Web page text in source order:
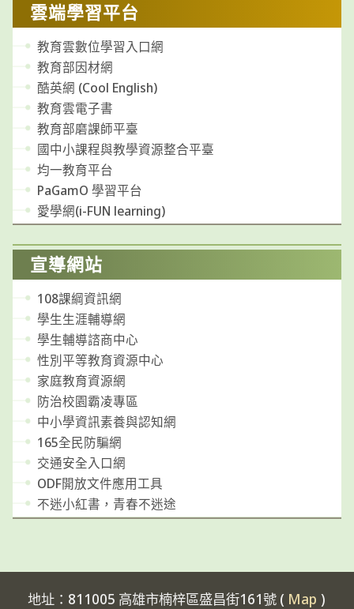
雲端學習平台
教育雲數位學習入口網
教育部因材網
酷英網 (Cool English)
教育雲電子書
教育部磨課師平臺
國中小課程與教學資源整合平臺
均一教育平台
PaGamO 學習平台
愛學網(i-FUN learning)
宣導網站
108課綱資訊網
學生生涯輔導網
學生輔導諮商中心
性別平等教育資源中心
家庭教育資源網
防治校園霸凌專區
中小學資訊素養與認知網
165全民防騙網
交通安全入口網
ODF開放文件應用工具
不迷小紅書，青春不迷途
地址：811005 高雄市楠梓區盛昌街161號 ( Map )